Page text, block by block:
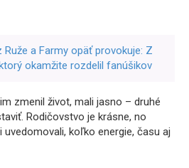
Ruže a Farmy opäť provokuje: Z
okamžite rozdelil fanúšikov
zmenil život, mali jasno – druhé
Rodičovstvo je krásne, no
uvedomovali, koľko energie, času aj